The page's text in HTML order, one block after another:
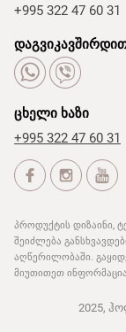
+995 322 47 60 31
ცხელი ხაზი
+995 322 47 60 31
პროდუქტის დიზაინი,
შეიძლება
აღწერილობაში.
მიუთითეთ
2025,